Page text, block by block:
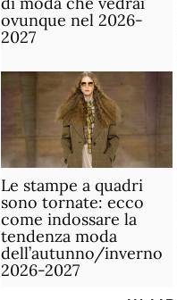
ovunque nel 2026-
2027
Le stampe a quadri
sono tornate: ecco
come indossare la
tendenza moda
dell’autunno/inverno
2026-2027